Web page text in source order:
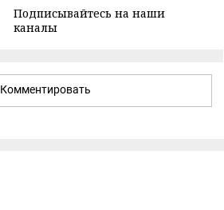
Подписывайтесь на наши
каналы
Комментировать